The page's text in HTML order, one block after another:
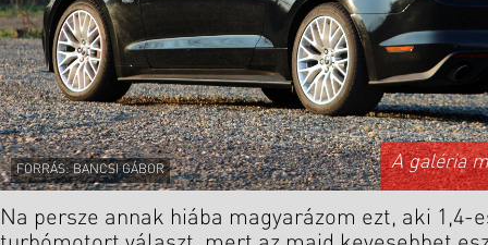
FORRÁS: BANCSI GÁBOR A galéria
Na persze annak hiába magyarázom ezt, aki 1,4-